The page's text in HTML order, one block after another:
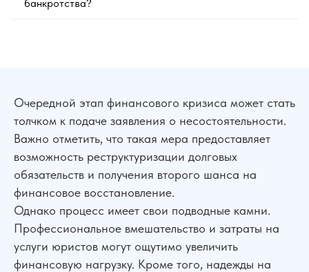
банкротства?
Очередной этап финансового кризиса может стать
толчком к подаче заявления о несостоятельности.
Важно отметить, что такая мера предоставляет
возможность реструктуризации долговых
обязательств и получения второго шанса на
финансовое восстановление.
Однако процесс имеет свои подводные камни.
Профессиональное вмешательство и затраты на
услуги юристов могут ощутимо увеличить
финансовую нагрузку. Кроме того, надежды на